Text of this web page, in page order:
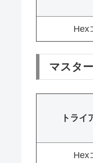
Hex
マスタ
トライ
Hex